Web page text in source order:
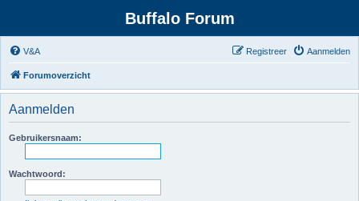
Buffalo Forum
V&A Aanmelden
Registreer
Forumoverzicht
Aanmelden
Gebruikersnaam:
Wachtwoord: